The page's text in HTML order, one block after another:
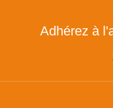
Adhérez à